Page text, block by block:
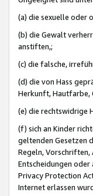
(a) die sexuelle oder
(b) die Gewalt
anstiften,;
(c) die falsche,
(d) die von Hass
Herkunft, Hautfarbe,
(e) die rechtswidrige
(f) sich an Kinder
geltenden Gesetzen
Regeln, Vorschriften,
Entscheidungen
Privacy Protection
Internet erlassen